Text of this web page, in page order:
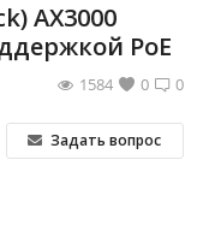
AX3000
PoE
0
0
1584
Задать вопрос